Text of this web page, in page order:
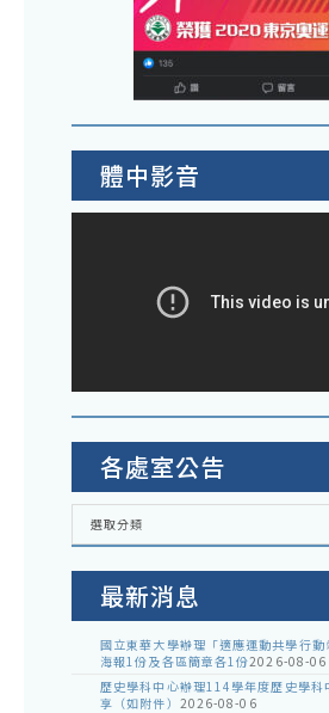
體中影音
各處室公告
各
室
告
選取分類
最新消息
國立東華大學辦理「適應運動共學行
海報1份及各區簡章各1份2026-08-06
歷史學科中心辦理114學年度歷史學科
享（如附件） 2026-08-06